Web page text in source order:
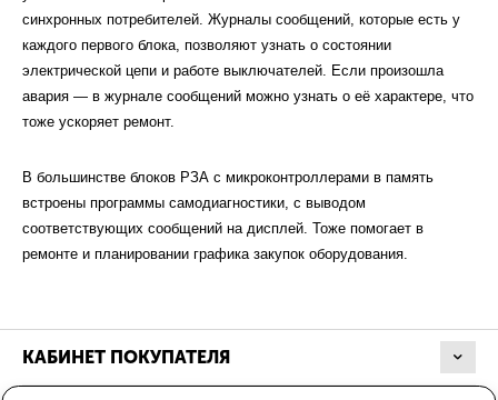
синхронных потребителей. Журналы сообщений, которые есть у
каждого первого блока, позволяют узнать о состоянии
электрической цепи и работе выключателей. Если произошла
авария — в журнале сообщений можно узнать о её характере, что
тоже ускоряет ремонт.
В большинстве блоков РЗА с микроконтроллерами в память
встроены программы самодиагностики, с выводом
соответствующих сообщений на дисплей. Тоже помогает в
ремонте и планировании графика закупок оборудования.
КАБИНЕТ ПОКУПАТЕЛЯ